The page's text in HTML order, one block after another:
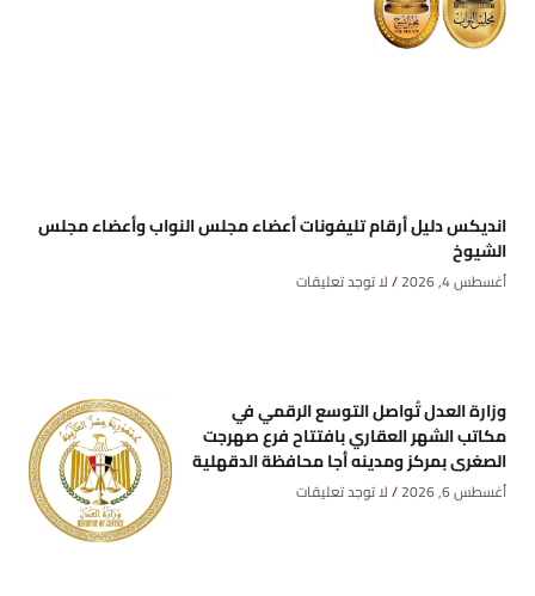
انديكس دليل أرقام تليفونات أعضاء مجلس النواب وأعضاء مجلس
الشيوخ
أغسطس 4, 2026 لا توجد تعليقات
وزارة العدل تُواصل التوسع الرقمي في
مكاتب الشهر العقاري بافتتاح فرع صهرجت
الصغرى بمركز ومدينه أجا محافظة الدقهلية
أغسطس 6, 2026 لا توجد تعليقات